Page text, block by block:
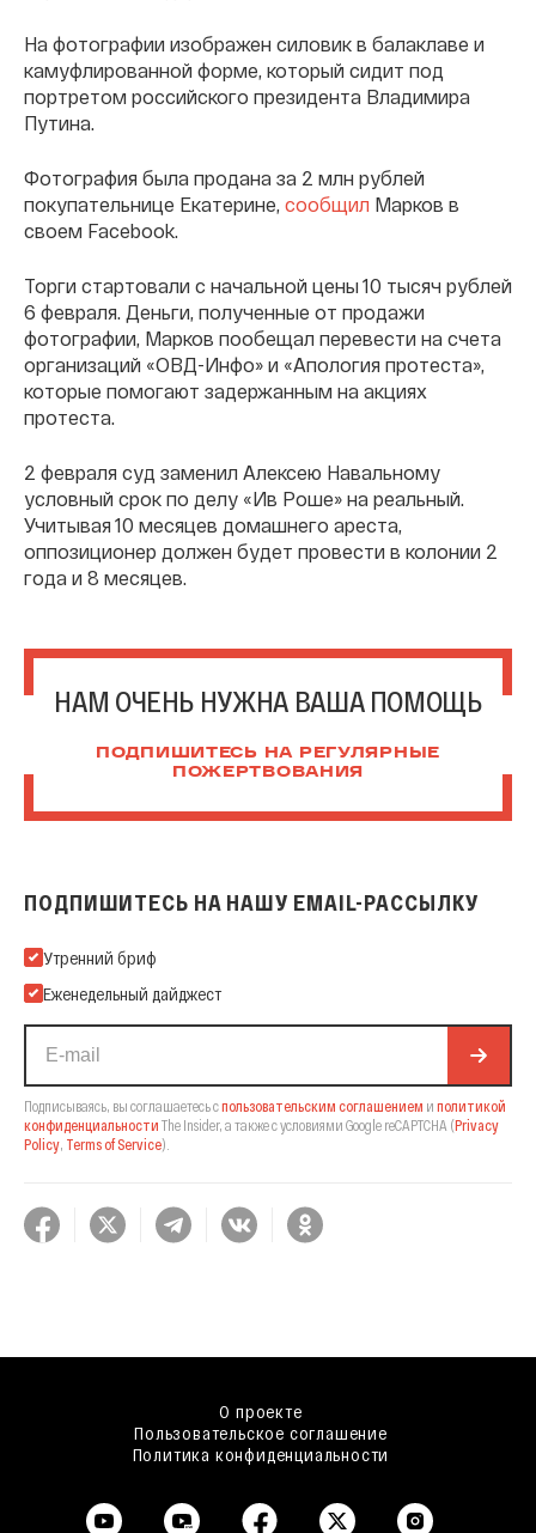
На фотографии изображен силовик в балаклаве и
камуфлированной форме, который сидит под
портретом российского президента Владимира
Путина.
Фотография была продана за 2 млн рублей
покупательнице Екатерине, сообщил Марков в
своем Facebook.
Торги стартовали с начальной цены 10 тысяч рублей
6 февраля. Деньги, полученные от продажи
фотографии, Марков пообещал перевести на счета
организаций «ОВД-Инфо» и «Апология протеста»,
которые помогают задержанным на акциях
протеста.
2 февраля суд заменил Алексею Навальному
условный срок по делу «Ив Роше» на реальный.
Учитывая 10 месяцев домашнего ареста,
оппозиционер должен будет провести в колонии 2
года и 8 месяцев.
НАМ ОЧЕНЬ НУЖНА ВАША ПОМОЩЬ
ПОДПИШИТЕСЬ НА РЕГУЛЯРНЫЕ
ПОЖЕРТВОВАНИЯ
ПОДПИШИТЕСЬ НА НАШУ EMAIL-РАССЫЛКУ
Подпишитесь на нашу Email-рассылку
Утренний бриф
Еженедельный дайджест
Подписываясь, вы соглашаетесь спользовательским соглашением и политикой
конфиденциальности The Insider, а также с условиями Google reCAPTCHA (Privacy
Policy, Terms of Service).
О проекте
Пользовательское соглашение
Политика конфиденциальности